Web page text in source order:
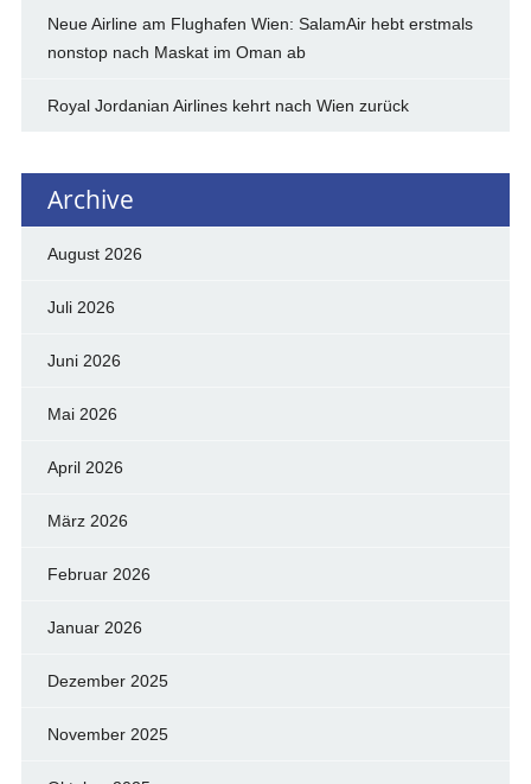
Neue Airline am Flughafen Wien: SalamAir hebt erstmals
nonstop nach Maskat im Oman ab
Royal Jordanian Airlines kehrt nach Wien zurück
Archive
August 2026
Juli 2026
Juni 2026
Mai 2026
April 2026
März 2026
Februar 2026
Januar 2026
Dezember 2025
November 2025